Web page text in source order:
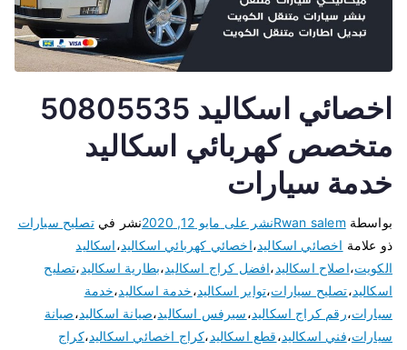
اخصائي اسكاليد 50805535
متخصص كهربائي اسكاليد
خدمة سيارات
بواسطة Rwan salemنشر على مايو 12, 2020 نشر فيتصليح سيارات
ذو علامة اخصائي اسكاليد،اخصائي كهربائي اسكاليد،اسكاليد
الكويت،اصلاح اسكاليد،افضل كراج اسكاليد،بطارية اسكاليد،تصليح
اسكاليد،تصليح سيارات،تواير اسكاليد،خدمة اسكاليد،خدمة
سيارات،رقم كراج اسكاليد،سيرفس اسكاليد،صيانة اسكاليد،صيانة
سيارات،فني اسكاليد،قطع اسكاليد،كراج اخصائي اسكاليد،كراج